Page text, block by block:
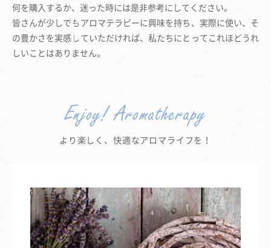
何を購入するか、迷った時には是非参考にしてください。
皆さんが少しでもアロマテラピーに興味を持ち、実際に使い、そ
の豊かさを実感していただければ、私たちにとってこれほどうれ
しいことはありません。
Enjoy! Aromatherapy
より楽しく、快適なアロマライフを！